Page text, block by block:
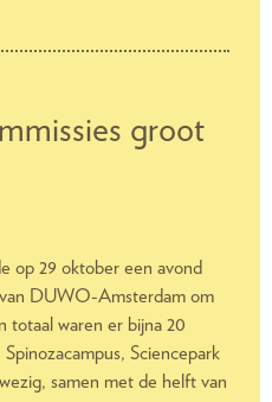
groot
op 29 oktober een avond
DUWO-Amsterdam om
totaal waren er bijna 20
Sciencepark
samen met de helft van